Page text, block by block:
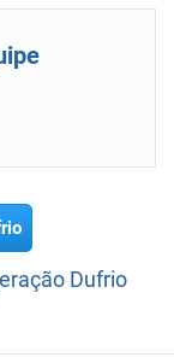
Dufrio